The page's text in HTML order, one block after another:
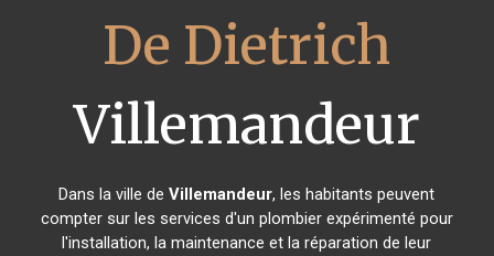
De Dietrich
Villemandeur
Dans la ville deVillemandeur, les habitants peuvent
compter sur les services d'un plombier expérimenté pour
l'installation, la maintenance et la réparation de leur